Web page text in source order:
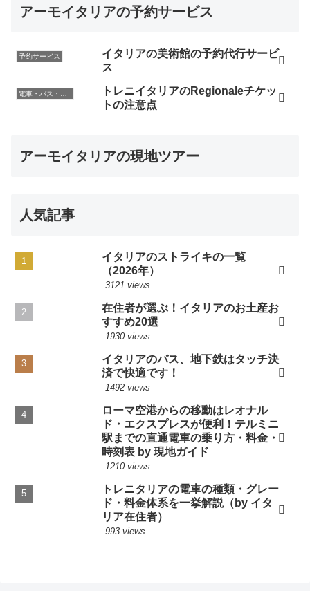
アーモイタリアの予約サービス
予約サービス
イタリアの美術館の予約代行サービ
ス
トレニイタリアのRegionaleチケッ
トの注意点
アーモイタリアの現地ツアー
人気記事
イタリアのストライキの一覧
（2026年）
3121 views
在住者が選ぶ！イタリアのお土産お
すすめ20選
1930 views
イタリアのバス、地下鉄はタッチ決
済で快適です！
1492 views
ローマ空港からの移動はレオナル
ド・エクスプレスが便利！テルミニ
駅までの直通電車の乗り方・料金・
時刻表 by 現地ガイド
1210 views
トレニタリアの電車の種類・グレー
ド・料金体系を一挙解説（by イタ
リア在住者）
993 views